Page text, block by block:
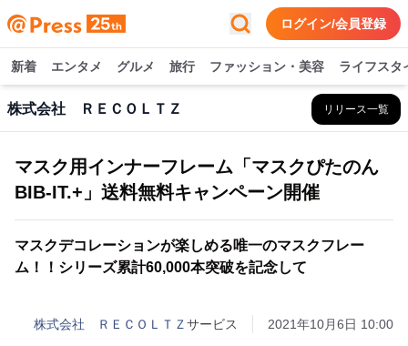
ログイン/会員登録
新着 エンタメ グルメ 旅行 ファッション・美容 ライフスタ
株式会社 ＲＥＣＯＬＴＺ リリース一覧
マスク用インナーフレーム「マスクぴたのん
BIB-IT.+」送料無料キャンペーン開催
マスクデコレーションが楽しめる唯一のマスクフレー
ム！！シリーズ累計60,000本突破を記念して
株式会社 ＲＥＣＯＬＴＺサービス 2021年10月6日 10:00